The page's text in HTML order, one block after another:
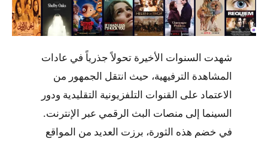
شهدت السنوات الأخيرة تحولاً جذرياً في عادات
المشاهدة الترفيهية، حيث انتقل الجمهور من
الاعتماد على القنوات التلفزيونية التقليدية ودور
السينما إلى منصات البث الرقمي عبر الإنترنت.
في خضم هذه الثورة، برزت العديد من المواقع